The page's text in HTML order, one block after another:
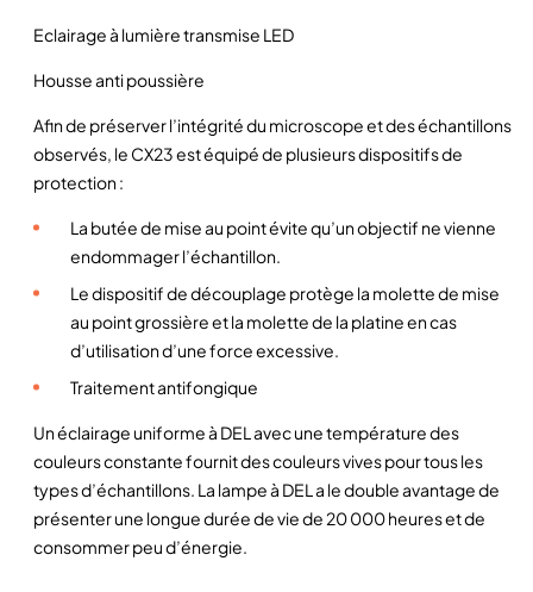
s
Eclairage à lumière transmise LED
Housse anti poussière
Afin de préserver l’intégrité du microscope et des échantillons
observés, le CX23 est équipé de plusieurs dispositifs de
protection :
La butée de mise au point évite qu’un objectif ne vienne
endommager l’échantillon.
Le dispositif de découplage protège la molette de mise
au point grossière et la molette de la platine en cas
d’utilisation d’une force excessive.
Traitement antifongique
Un éclairage uniforme à DEL avec une température des
couleurs constante fournit des couleurs vives pour tous les
types d’échantillons. La lampe à DEL a le double avantage de
présenter une longue durée de vie de 20 000 heures et de
consommer peu d’énergie.